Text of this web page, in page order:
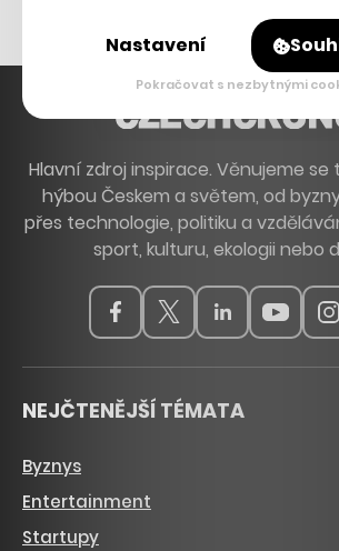
Hlavní zdroj inspirace. Věnujeme
hýbou Českem a světem, od
přes technologie, politiku a
sport, kulturu, ekologii nebo
NEJČTENĚJŠÍ TÉMATA
Byznys
Entertainment
Startupy
Nastavení
Pokračovat s nezbytnými